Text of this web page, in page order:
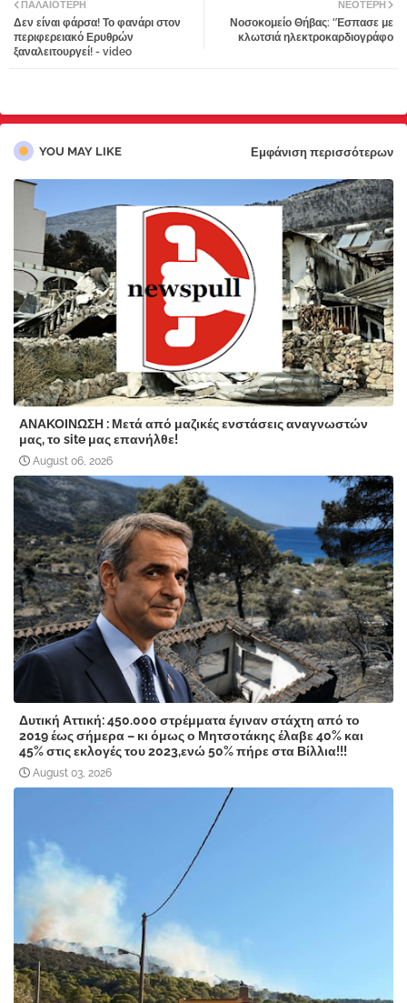
tter atsa
ΝΕΌΤΕΡΗ
Νοσοκομείο Θήβας: 'Έσπασε με
κλωτσιά ηλεκτροκαρδιογράφο
ΠΑΛΑΙΌΤΕΡΗ
Δεν είναι φάρσα! Το φανάρι στον
περιφερειακό Ερυθρών
ξαναλειτουργεί! - video
YOU MAY LIKE Εμφάνιση περισσότερων
ΑΝΑΚΟΙΝΩΣΗ : Μετά από μαζικές ενστάσεις αναγνωστών
μας, το site μας επανήλθε!
August 06, 2026
Δυτική Αττική: 450.000 στρέμματα έγιναν στάχτη από το
2019 έως σήμερα – κι όμως ο Μητσοτάκης έλαβε 40% και
45% στις εκλογές του 2023,ενώ 50% πήρε στα Βίλλια!!!
August 03, 2026